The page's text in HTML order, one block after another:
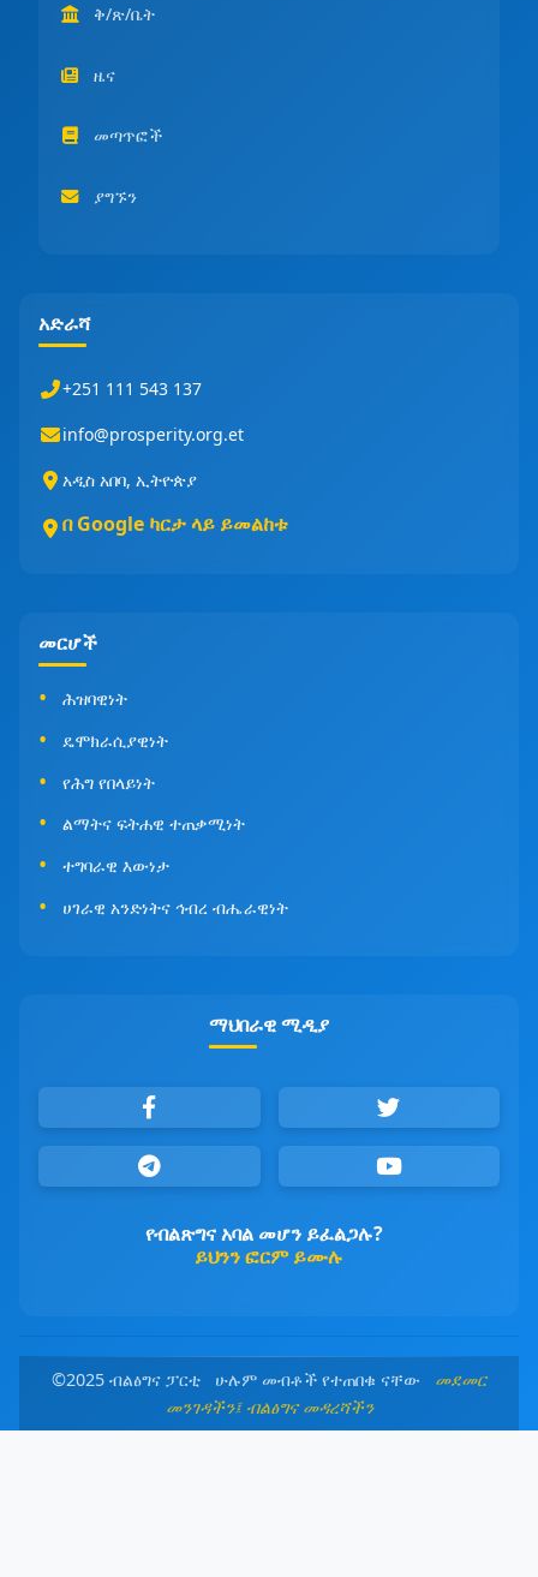
ቅ/ጽ/ቤት
ዜና
መጣጥፎች
ያግኙን
አድራሻ
+251 111 543 137
info@prosperity.org.et
አዲስ አበባ, ኢትዮጵያ
በ Google ካርታ ላይ ይመልከቱ
መርሆች
ሕዝባዊነት
ዴሞክራሲያዊነት
የሕግ የበላይነት
ልማትና ፍትሐዊ ተጠቃሚነት
ተግባራዊ እውነታ
ሀገራዊ አንድነትና ኅብረ ብሔራዊነት
ማህበራዊ ሚዲያ
የብልጽግና አባል መሆን ይፈልጋሉ?
ይህንን ፎርም ይሙሉ
©2025 ብልፅግና ፓርቲ ሁሉም መብቶች የተጠበቁ ናቸው መደመር
መንገዳችን፤ ብልፅግና መዳረሻችን